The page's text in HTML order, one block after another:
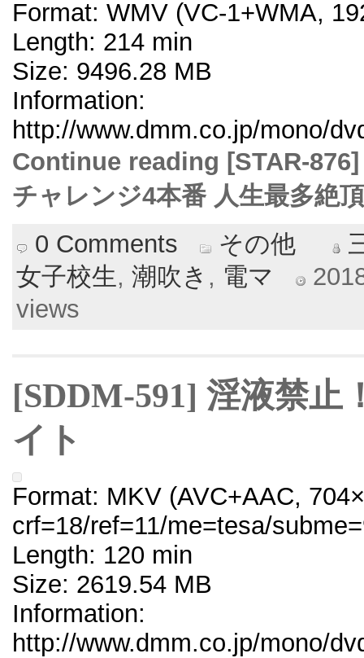
Format: WMV (VC-1+WMA,
Length: 214 min
Size: 9496.28 MB
Information:
http://www.dmm.co.jp/mono/
Continue reading [STAR-
チャレンジ4本番 人生最多絶
0 Comments
その他
女子校生, 潮吹き , 電マ
views
[SDDM-591] 淫液禁止
イト
Format: MKV (AVC+AAC,
crf=18/ref=11/me=tesa/
Length: 120 min
Size: 2619.54 MB
Information:
http://www.dmm.co.jp/mono/